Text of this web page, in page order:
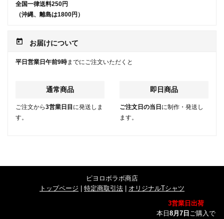
全国一律送料250円
（沖縄、離島は1800円）
today お届けについて
平日営業日午前9時までにご注文いただくと
通常商品
ご注文から3営業日目 に発送しま
す。
即日商品
ご注文日の当日 に制作・発送し
ます。
ピヨロボラボ商店
トップページ
特定商取引法
オリジナルTシャツ
3営業日出荷
本日 8月7日 ご購入で